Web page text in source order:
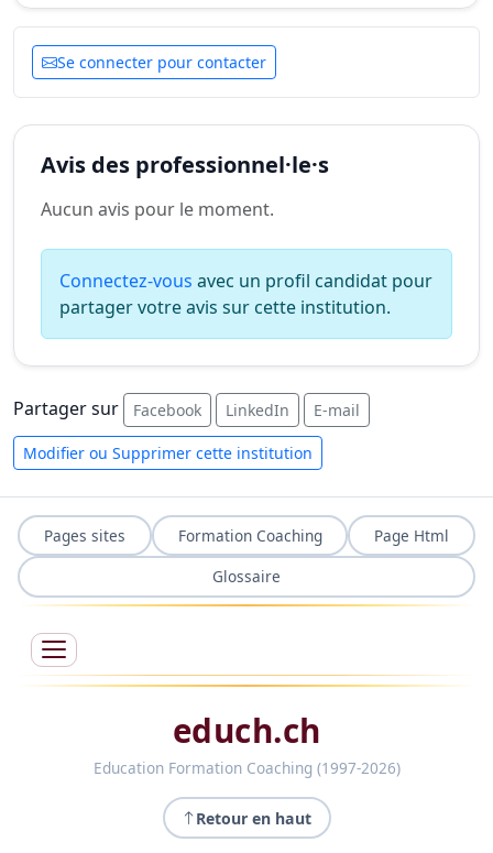
Se connecter pour contacter
Avis des professionnel·le·s
Aucun avis pour le moment.
Connectez-vous avec un profil candidat pour
partager votre avis sur cette institution.
Partager sur Facebook LinkedIn E-mail
Modifier ou Supprimer cette institution
Pages sites Formation Coaching
Page Html
Glossaire
educh.ch
Education Formation Coaching (1997-2026)
Retour en haut